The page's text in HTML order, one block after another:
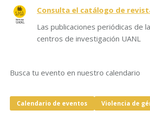
Consulta el catálogo de
Las publicaciones periódicas de
centros de investigación UANL
Busca tu evento en nuestro calendario
Calendario de eventos Violencia de